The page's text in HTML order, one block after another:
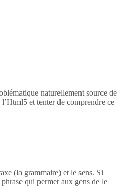
naturellement source de
et tenter de comprendre ce
(la grammaire) et le sens. Si
qui permet aux gens de le